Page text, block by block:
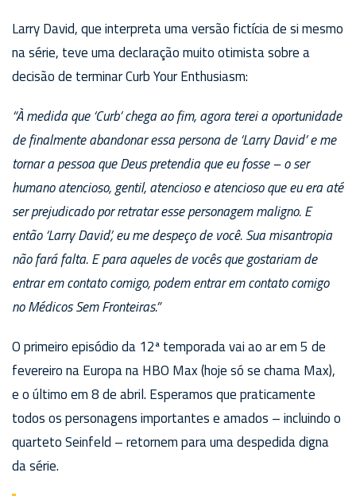
Larry David, que interpreta uma versão fictícia de si mesmo
na série, teve uma declaração muito otimista sobre a
decisão de terminar Curb Your Enthusiasm:
“À medida que ‘Curb’ chega ao fim, agora terei a oportunidade
de finalmente abandonar essa persona de ‘Larry David’ e me
tornar a pessoa que Deus pretendia que eu fosse – o ser
humano atencioso, gentil, atencioso e atencioso que eu era até
ser prejudicado por retratar esse personagem maligno. E
então ‘Larry David’, eu me despeço de você. Sua misantropia
não fará falta. E para aqueles de vocês que gostariam de
entrar em contato comigo, podem entrar em contato comigo
no Médicos Sem Fronteiras.”
O primeiro episódio da 12ª temporada vai ao ar em 5 de
fevereiro na Europa na HBO Max (hoje só se chama Max),
e o último em 8 de abril. Esperamos que praticamente
todos os personagens importantes e amados – incluindo o
quarteto Seinfeld – retornem para uma despedida digna
da série.